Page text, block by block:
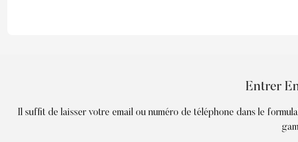
Entrer
Il suffit de laisser votre email ou numéro de téléphone dans le